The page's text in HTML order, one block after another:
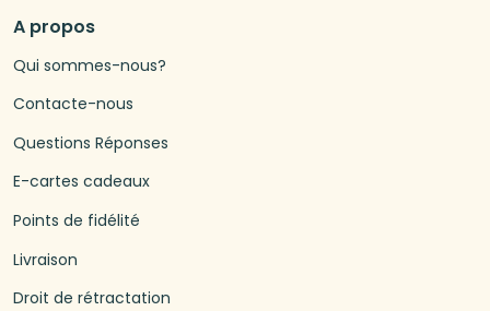
A propos
Qui sommes-nous?
Contacte-nous
Questions Réponses
E-cartes cadeaux
Points de fidélité
Livraison
Droit de rétractation